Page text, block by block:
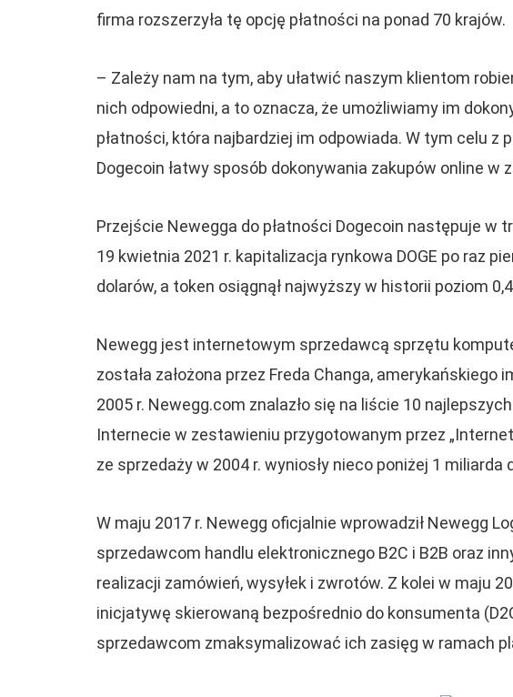
firma rozszerzyła tę opcję płatności na ponad 70 krajów.
– Zależy nam na tym, aby ułatwić naszym klientom
nich odpowiedni, a to oznacza, że ​​umożliwiamy im
płatności, która najbardziej im odpowiada. W tym celu
Dogecoin łatwy sposób dokonywania zakupów online w
Przejście Newegga do płatności Dogecoin następuje w
19 kwietnia 2021 r. kapitalizacja rynkowa DOGE po raz
dolarów, a token osiągnął najwyższy w historii poziom
Newegg jest internetowym sprzedawcą sprzętu
została założona przez Freda Changa, amerykańskiego
2005 r. Newegg.com znalazło się na liście 10
Internecie w zestawieniu przygotowanym przez
ze sprzedaży w 2004 r. wyniosły nieco poniżej 1 miliarda
W maju 2017 r. Newegg oficjalnie wprowadził Newegg
sprzedawcom handlu elektronicznego B2C i B2B oraz
realizacji zamówień, wysyłek i zwrotów. Z kolei w maju
inicjatywę skierowaną bezpośrednio do konsumenta
sprzedawcom zmaksymalizować ich zasięg w ramach